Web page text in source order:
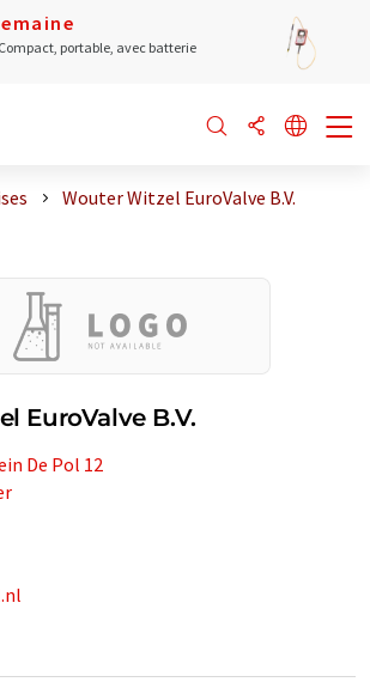
portable, avec batterie
Wouter Witzel EuroValve B.V.
EuroValve B.V.
De Pol 12